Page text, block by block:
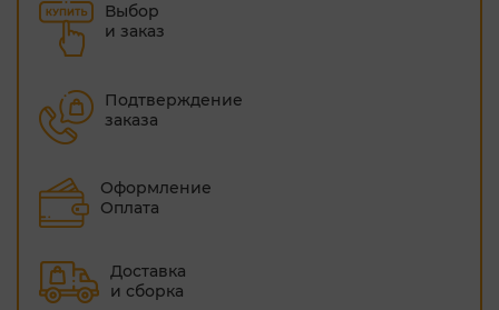
Выбор
и заказ
Подтверждение
заказа
Оформление
Оплата
Доставка
и сборка